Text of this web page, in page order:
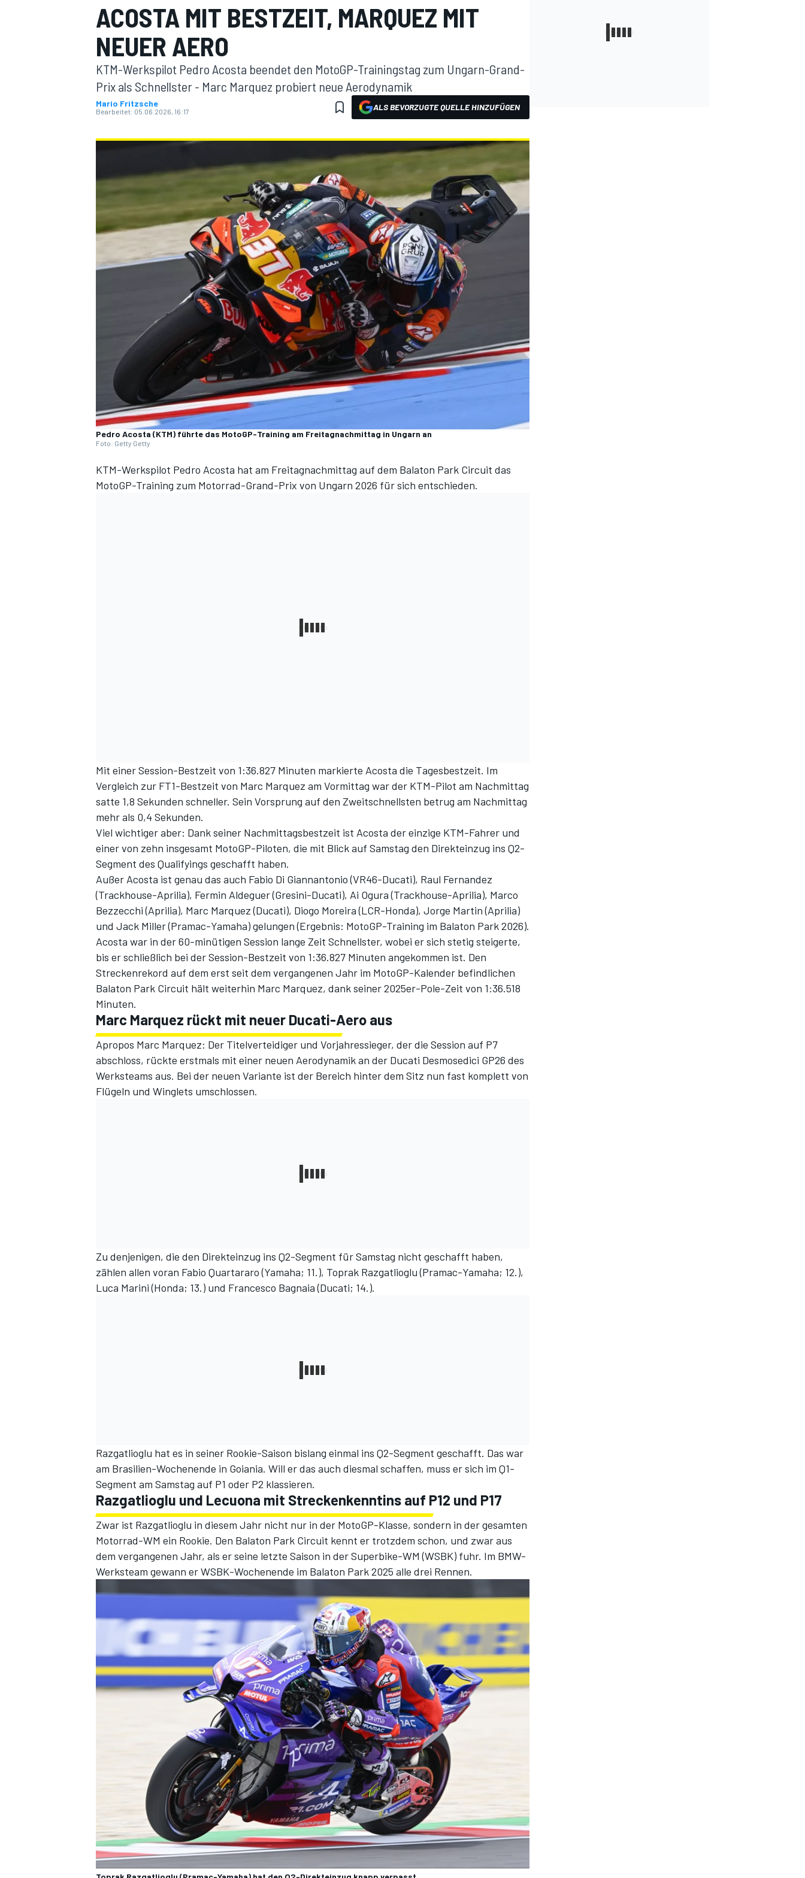
MOTOGP
SPORTWAGEN
ACOSTA MIT BESTZEIT, MARQUEZ MIT
NEUER AERO
KTM-Werkspilot Pedro Acosta beendet den MotoGP-Trainingstag zum Ungarn-Grand-
Prix als Schnellster - Marc Marquez probiert neue Aerodynamik
Mario Fritzsche
Bearbeitet: 05.06.2026, 16:17 ALS BEVORZUGTE QUELLE HINZUFÜGEN
Pedro Acosta (KTM) führte das MotoGP-Training am Freitagnachmittag in Ungarn an
Foto: Getty Getty
KTM-Werkspilot Pedro Acosta hat am Freitagnachmittag auf dem Balaton Park Circuit das
MotoGP-Training zum Motorrad-Grand-Prix von Ungarn 2026 für sich entschieden.
Mit einer Session-Bestzeit von 1:36.827 Minuten markierte Acosta die Tagesbestzeit. Im
Vergleich zur FT1-Bestzeit von Marc Marquez am Vormittag war der KTM-Pilot am Nachmittag
satte 1,8 Sekunden schneller. Sein Vorsprung auf den Zweitschnellsten betrug am Nachmittag
mehr als 0,4 Sekunden.
Viel wichtiger aber: Dank seiner Nachmittagsbestzeit ist Acosta der einzige KTM-Fahrer und
einer von zehn insgesamt MotoGP-Piloten, die mit Blick auf Samstag den Direkteinzug ins Q2-
Segment des Qualifyings geschafft haben.
Außer Acosta ist genau das auch Fabio Di Giannantonio (VR46-Ducati), Raul Fernandez
(Trackhouse-Aprilia), Fermin Aldeguer (Gresini-Ducati), Ai Ogura (Trackhouse-Aprilia), Marco
Bezzecchi (Aprilia), Marc Marquez (Ducati), Diogo Moreira (LCR-Honda), Jorge Martin (Aprilia)
und Jack Miller (Pramac-Yamaha) gelungen (Ergebnis: MotoGP-Training im Balaton Park 2026).
Acosta war in der 60-minütigen Session lange Zeit Schnellster, wobei er sich stetig steigerte,
bis er schließlich bei der Session-Bestzeit von 1:36.827 Minuten angekommen ist. Den
Streckenrekord auf dem erst seit dem vergangenen Jahr im MotoGP-Kalender befindlichen
Balaton Park Circuit hält weiterhin Marc Marquez, dank seiner 2025er-Pole-Zeit von 1:36.518
Minuten.
Marc Marquez rückt mit neuer Ducati-Aero aus
Apropos Marc Marquez: Der Titelverteidiger und Vorjahressieger, der die Session auf P7
abschloss, rückte erstmals mit einer neuen Aerodynamik an der Ducati Desmosedici GP26 des
Werksteams aus. Bei der neuen Variante ist der Bereich hinter dem Sitz nun fast komplett von
Flügeln und Winglets umschlossen.
Zu denjenigen, die den Direkteinzug ins Q2-Segment für Samstag nicht geschafft haben,
zählen allen voran Fabio Quartararo (Yamaha; 11.), Toprak Razgatlioglu (Pramac-Yamaha; 12.),
Luca Marini (Honda; 13.) und Francesco Bagnaia (Ducati; 14.).
Razgatlioglu hat es in seiner Rookie-Saison bislang einmal ins Q2-Segment geschafft. Das war
am Brasilien-Wochenende in Goiania. Will er das auch diesmal schaffen, muss er sich im Q1-
Segment am Samstag auf P1 oder P2 klassieren.
Razgatlioglu und Lecuona mit Streckenkenntins auf P12 und P17
Zwar ist Razgatlioglu in diesem Jahr nicht nur in der MotoGP-Klasse, sondern in der gesamten
Motorrad-WM ein Rookie. Den Balaton Park Circuit kennt er trotzdem schon, und zwar aus
dem vergangenen Jahr, als er seine letzte Saison in der Superbike-WM (WSBK) fuhr. Im BMW-
Werksteam gewann er WSBK-Wochenende im Balaton Park 2025 alle drei Rennen.